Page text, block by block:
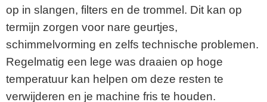
op in slangen, filters en de trommel. Dit kan op
termijn zorgen voor nare geurtjes,
schimmelvorming en zelfs technische problemen.
Regelmatig een lege was draaien op hoge
temperatuur kan helpen om deze resten te
verwijderen en je machine fris te houden.